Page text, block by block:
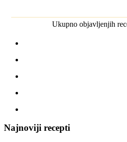
Ukupno objavljenjih
Najnoviji recepti